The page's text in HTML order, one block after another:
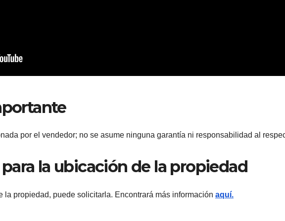
por el vendedor; no se asume ninguna garantía ni responsabilidad al
la ubicación de la propiedad
la propiedad, puede solicitarla. Encontrará más información aquí.